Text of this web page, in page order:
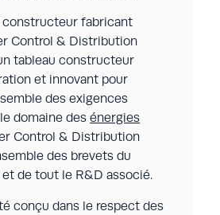
constructeur fabricant
Control & Distribution
tableau constructeur
et innovant pour
des exigences
domaine desénergies
Control & Distribution
des brevets du
et de tout le R&D associé.
conçu dans le respect des